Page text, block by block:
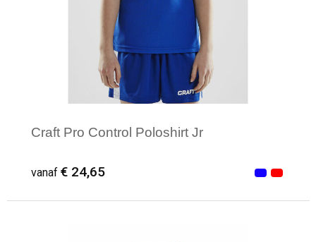
Craft Pro Control Poloshirt Jr
vanaf € 24,65